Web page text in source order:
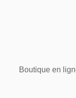
Boutique en